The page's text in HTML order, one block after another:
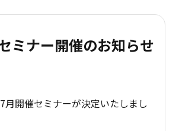
ミナー開催のお知らせ
月開催セミナーが決定いたしまし